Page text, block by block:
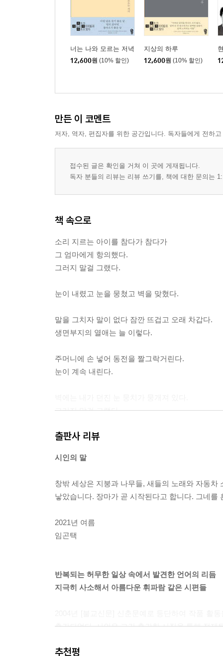
해라, 하지 마라
신호 대기
수족관
먼지와 이파리
너는 쉽게 속는다
카나리아 노란 새
담배와 사과로 겨울
장마와 사루비아
불가능한 휴식
외눈박이 놀이터
정물
나는 자연인이다
좋은 날
이런 귀가
너는 나와 모르는 저녁
12,600원 (10% 할인)
지상의 하루
12,600원 (10% 할인)
만든 이 코멘트
저자, 역자, 편집자를 위한 공간입니다. 독자들에게 전하
접수된 글은 확인을 거쳐 이 곳에 게재됩니다.
독자 분들의 리뷰는 리뷰 쓰기를, 책에 대한 문의는
책 속으로
소리 지르는 아이를 참다가 참다가
그 엄마에게 항의했다.
그러지 말걸 그랬다.
눈이 내렸고 눈을 뭉쳤고 벽을 맞혔다.
말을 그치자 말이 없다 잠깐 뜨겁고 오래 차갑다.
생면부지의 열애는 늘 이렇다.
주머니에 손 넣어 동전을 짤그락거린다.
눈이 계속 내린다.
그러지 말걸 그랬다.
강릉이나 삼척으로 가자고 했지
거짓말로 안내하던 택시 기사에게
속았던 때를 기억하면서도
귀찮은 일은 문득 삐져나온다
비행기를 처음 타는 노인들의 여권과 티켓
상자를 채워 더 큰 상자에 담는다
출판사 리뷰
시인의 말
창밖 세상은 지붕과 나무들, 새들의 노래와 자동
낳았습니다. 장마가 곧 시작된다고 합니다. 그네
2021년 여름
임곤택
반복되는 허무한 일상 속에서 발견한 언어의 리듬
지극히 사소해서 아름다운 휘파람 같은 시편들
출간되었다. 시인은 그간 출간한 시집을 통해 절
추천평